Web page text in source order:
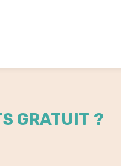
GRATUIT ?